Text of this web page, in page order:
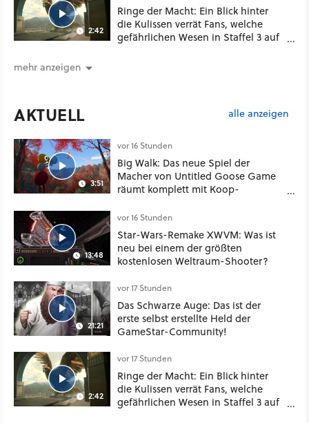
2:42
Ringe der Macht: Ein Blick hinter
die Kulissen verrät Fans, welche
gefährlichen Wesen in Staffel 3 auf
mehr anzeigen
AKTUELL alle anzeigen
3:51
vor 16 Stunden
Big Walk: Das neue Spiel der
Macher von Untitled Goose Game
räumt komplett mit Koop-
13:48
vor 16 Stunden
Star-Wars-Remake XWVM: Was ist
neu bei einem der größten
kostenlosen Weltraum-Shooter?
21:21
vor 17 Stunden
Das Schwarze Auge: Das ist der
erste selbst erstellte Held der
GameStar-Community!
2:42
vor 17 Stunden
Ringe der Macht: Ein Blick hinter
die Kulissen verrät Fans, welche
gefährlichen Wesen in Staffel 3 auf